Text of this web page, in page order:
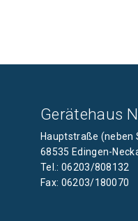
Gerätehaus
Hauptstraße (neben
68535 Edingen-
Tel.: 06203/808132
Fax: 06203/180070